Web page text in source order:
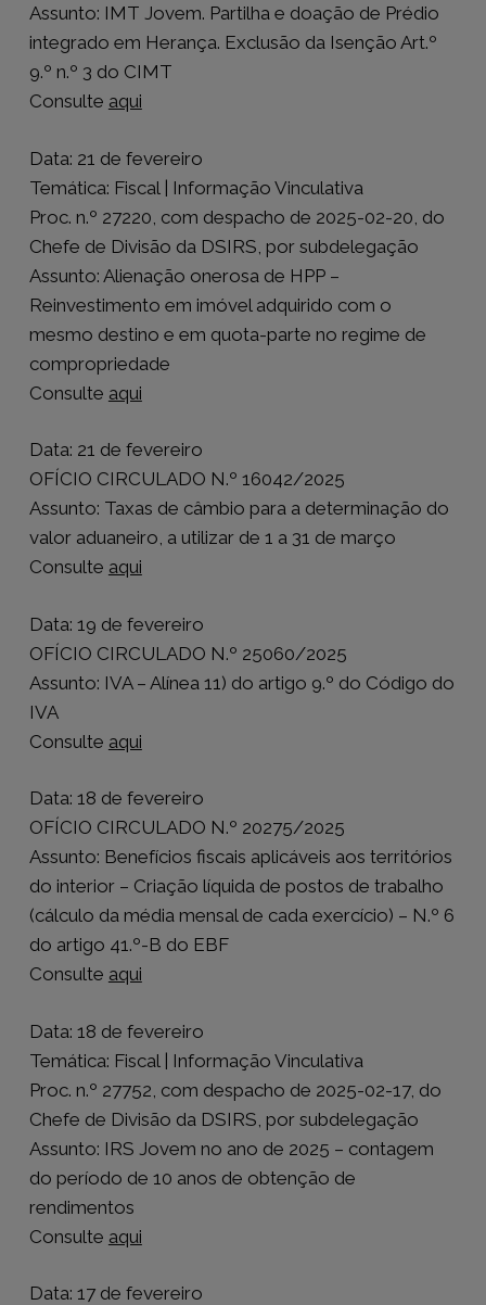
Assunto: IMT Jovem. Partilha e doação de Prédio
integrado em Herança. Exclusão da Isenção Art.º
9.º n.º 3 do CIMT
Consulte aqui
Data: 21 de fevereiro
Temática: Fiscal | Informação Vinculativa
Proc. n.º 27220, com despacho de 2025-02-20, do
Chefe de Divisão da DSIRS, por subdelegação
Assunto: Alienação onerosa de HPP –
Reinvestimento em imóvel adquirido com o
mesmo destino e em quota-parte no regime de
compropriedade
Consulte aqui
Data: 21 de fevereiro
OFÍCIO CIRCULADO N.º 16042/2025
Assunto: Taxas de câmbio para a determinação do
valor aduaneiro, a utilizar de 1 a 31 de março
Consulte aqui
Data: 19 de fevereiro
OFÍCIO CIRCULADO N.º 25060/2025
Assunto: IVA – Alínea 11) do artigo 9.º do Código do
IVA
Consulte aqui
Data: 18 de fevereiro
OFÍCIO CIRCULADO N.º 20275/2025
Assunto: Benefícios fiscais aplicáveis aos territórios
do interior – Criação líquida de postos de trabalho
(cálculo da média mensal de cada exercício) – N.º 6
do artigo 41.º-B do EBF
Consulte aqui
Data: 18 de fevereiro
Temática: Fiscal | Informação Vinculativa
Proc. n.º 27752, com despacho de 2025-02-17, do
Chefe de Divisão da DSIRS, por subdelegação
Assunto: IRS Jovem no ano de 2025 – contagem
do período de 10 anos de obtenção de
rendimentos
Consulte aqui
Data: 17 de fevereiro